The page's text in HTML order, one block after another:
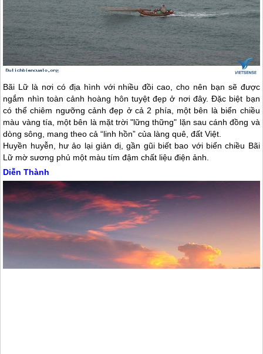
Bãi Lữ là nơi có địa hình với nhiều đồi cao, cho nên bạn sẽ được
ngắm nhìn toàn cảnh hoàng hôn tuyệt đẹp ở nơi đây. Đặc biệt bạn
có thể chiêm ngưỡng cảnh đẹp ở cả 2 phía, một bên là biển chiều
màu vàng tía, một bên là mặt trời "lững thững" lặn sau cánh đồng và
dòng sông, mang theo cả “linh hồn” của làng quê, đất Việt.
Huyền huyễn, hư ảo lại giản dị, gần gũi biết bao với biển chiều Bãi
Lữ mờ sương phủ một màu tím đậm chất liệu điện ảnh.
Diễn Thành